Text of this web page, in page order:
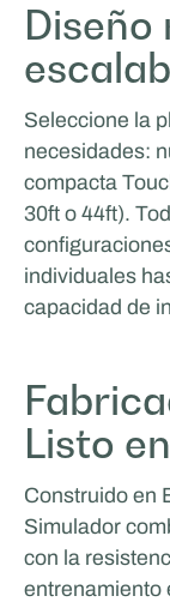
VIDA Y ESTILO
EVENTOS Y
Diseño
Seleccione la
necesidades:
compacta
30ft o 44ft).
individuales
capacidad de
Listo
Construido en
Simulador
con la
entrenamiento